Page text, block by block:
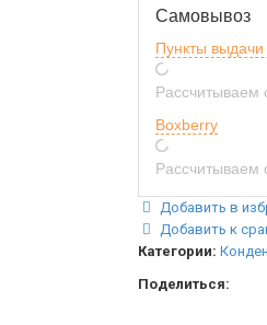
Самовывоз
Пункты
Рассчитываем
Boxberry
Рассчитываем
Добавить в
Добавить к
Категории:
Поделиться: